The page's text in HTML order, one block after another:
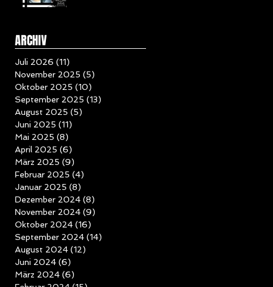
ARCHIV
Juli 2026 (11)
November 2025 (5)
Oktober 2025 (10)
September 2025 (13)
August 2025 (5)
Juni 2025 (11)
Mai 2025 (8)
April 2025 (6)
März 2025 (9)
Februar 2025 (4)
Januar 2025 (8)
Dezember 2024 (8)
November 2024 (9)
Oktober 2024 (16)
September 2024 (14)
August 2024 (12)
Juni 2024 (6)
März 2024 (6)